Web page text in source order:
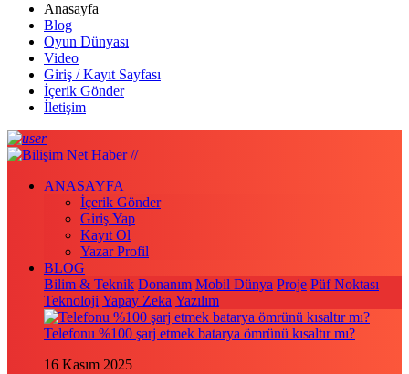
Anasayfa
Blog
Oyun Dünyası
Video
Giriş / Kayıt Sayfası
İçerik Gönder
İletişim
ANASAYFA
İçerik Gönder
Giriş Yap
Kayıt Ol
Yazar Profil
BLOG
Bilim & Teknik Donanım Mobil Dünya Proje Püf Noktası
Teknoloji Yapay Zeka Yazılım
Telefonu %100 şarj etmek batarya ömrünü kısaltır mı?
16 Kasım 2025